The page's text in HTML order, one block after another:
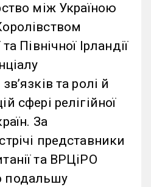
між Україною
Північної Ірландії
та ролі й
сфері релігійної
За
представники
та ВРЦіРО
подальшу